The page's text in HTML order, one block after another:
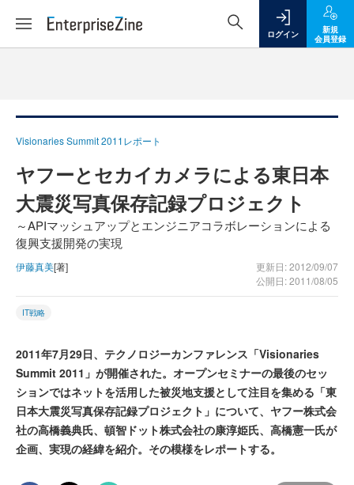
ログイン
新規
会員登録
Visionaries Summit 2011レポート
ヤフーとセカイカメラによる東日本
大震災写真保存記録プロジェクト
～APIマッシュアップとエンジニアコラボレーションによる
復興支援開発の実現
伊藤真美[著]
更新日: 2012/09/07
公開日: 2011/08/05
IT戦略
2011年7月29日、テクノロジーカンファレンス「Visionaries
Summit 2011」が開催された。オープンセミナーの最後のセッ
ションではネットを活用した被災地支援として注目を集める「東
日本大震災写真保存記録プロジェクト」について、ヤフー株式会
社の高橋義典氏、頓智ドット株式会社の康淳姫氏、高橋憲一氏が
企画、実現の経緯を紹介。その模様をレポートする。